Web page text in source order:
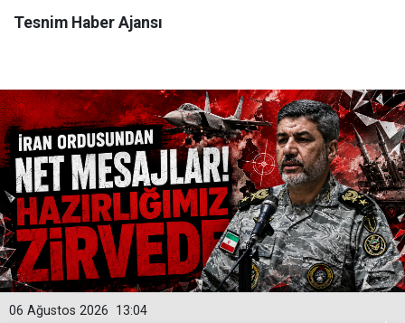
Tesnim Haber Ajansı
13:04
06 Ağustos 2026